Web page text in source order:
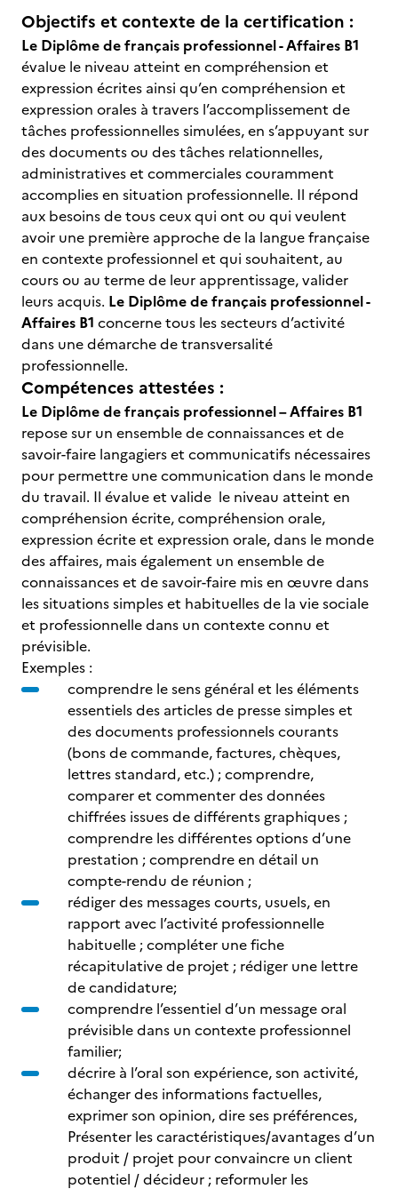
Objectifs et contexte de la certification :
Le Diplôme de français professionnel - Affaires B1
évalue le niveau atteint en compréhension et
expression écrites ainsi qu’en compréhension et
expression orales à travers l’accomplissement de
tâches professionnelles simulées, en s’appuyant sur
des documents ou des tâches relationnelles,
administratives et commerciales couramment
accomplies en situation professionnelle. Il répond
aux besoins de tous ceux qui ont ou qui veulent
avoir une première approche de la langue française
en contexte professionnel et qui souhaitent, au
cours ou au terme de leur apprentissage, valider
leurs acquis. Le Diplôme de français professionnel -
Affaires B1 concerne tous les secteurs d’activité
dans une démarche de transversalité
professionnelle.
Compétences attestées :
Le Diplôme de français professionnel – Affaires B1
repose sur un ensemble de connaissances et de
savoir-faire langagiers et communicatifs nécessaires
pour permettre une communication dans le monde
du travail. Il évalue et valide le niveau atteint en
compréhension écrite, compréhension orale,
expression écrite et expression orale, dans le monde
des affaires, mais également un ensemble de
connaissances et de savoir-faire mis en œuvre dans
les situations simples et habituelles de la vie sociale
et professionnelle dans un contexte connu et
prévisible.
Exemples :
comprendre le sens général et les éléments
essentiels des articles de presse simples et
des documents professionnels courants
(bons de commande, factures, chèques,
lettres standard, etc.) ; comprendre,
comparer et commenter des données
chiffrées issues de différents graphiques ;
comprendre les différentes options d’une
prestation ; comprendre en détail un
compte-rendu de réunion ;
rédiger des messages courts, usuels, en
rapport avec l’activité professionnelle
habituelle ; compléter une fiche
récapitulative de projet ; rédiger une lettre
de candidature;
comprendre l’essentiel d’un message oral
prévisible dans un contexte professionnel
familier;
décrire à l’oral son expérience, son activité,
échanger des informations factuelles,
exprimer son opinion, dire ses préférences,
Présenter les caractéristiques/avantages d’un
produit / projet pour convaincre un client
potentiel / décideur ; reformuler les